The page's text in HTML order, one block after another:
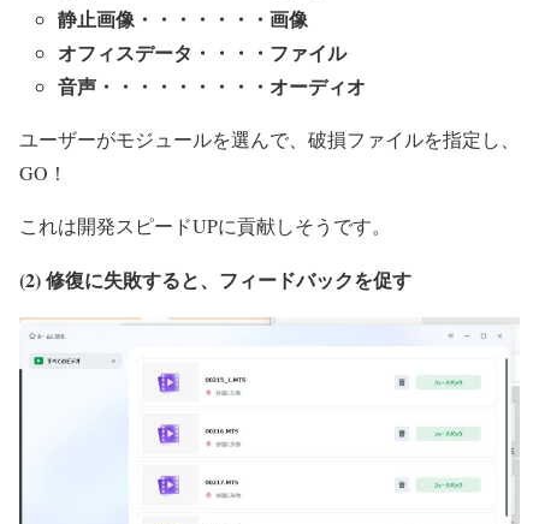
静止画像・・・・・・・画像
オフィスデータ・・・・ファイル
音声・・・・・・・・・オーディオ
ユーザーがモジュールを選んで、破損ファイルを指定し、
GO！
これは開発スピードUPに貢献しそうです。
(2)修復に失敗すると、フィードバックを促す